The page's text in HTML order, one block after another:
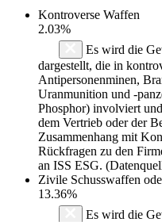
Kontroverse Waffen
2.03%
Es wird die
dargestellt, die in
Antipersonenminen,
Uranmunition und -
Phosphor) involviert
dem Vertrieb oder der
Zusammenhang mit
Rückfragen zu den
an ISS ESG.
Zivile Schusswaffen
13.36%
Es wird die